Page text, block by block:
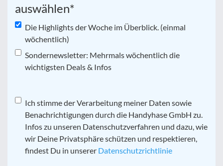
auswählen*
Die Highlights der Woche im Überblick. (einmal
wöchentlich)
Sondernewsletter: Mehrmals wöchentlich die
wichtigsten Deals & Infos
Datenschutz*
Ich stimme der Verarbeitung meiner Daten sowie
Benachrichtigungen durch die Handyhase GmbH zu.
Infos zu unseren Datenschutzverfahren und dazu, wie
wir Deine Privatsphäre schützen und respektieren,
findest Du in unserer Datenschutzrichtlinie